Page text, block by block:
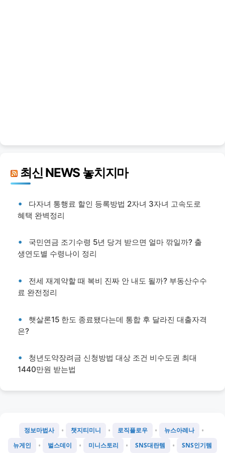
최신 NEWS 놓치지마
다자녀 통행료 할인 등록방법 2자녀 3자녀 고속도로
혜택 완벽정리
국민연금 조기수령 5년 당겨 받으면 얼마 깎일까? 출
생연도별 수령나이 정리
전세 재계약할 때 복비 진짜 안 내도 될까? 부동산수수
료 완전정리
햇살론15 한도 종료됐다는데 통합 후 달라진 대출자격
은?
청년도약장려금 신청방법 대상 조건 비수도권 최대
1440만원 받는법
정보마법사 • 챗지티미니 • 로직플로우 • 뉴스아레나 •
뉴게인 • 벌스데이 • 미니스토리 • SNS대란템 • SNS인기템